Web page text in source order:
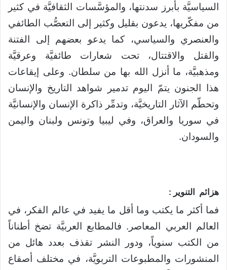
السياسيَّة بأبرز سدنتها، والمؤسَّسات الثقافيَّة في كثير
من مفكّريها، يدعون بقليل وكثير إلى التعصُّب الطائفي
والعنصري والسياسي، كما يدعو بعضهم إلى الفتنة
والقتل والاقتتال، تحت شعارات طائفيَّة وعرقيَّة
ومذهبيَّة، ما أنزل الله بها من سلطان. وعلى إيقاعات
هذا الجنون يتمّ اليوم تدمير شواهد التاريخ والإنسان
وتحطّم الآثار التاريخيَّة، وتدمِّر ذاكرة الإنسان والإنسانيَّة
في سوريا والعراق، وفي ليبيا وتونس ولبنان واليمن
والسودان.
هزائم التنوير :
فما أكثر ما يكتب وما أقل ما يفيد في عالم الفكر، في
العالم العربي المعاصر. فالمطابع العربيَّة تضخ أطناناً
من الكتب سنوياً، ودور النشر تقذف بعدد هائل من
المنشورات والمطبوعات التربويَّة، في مختلف أصقاع